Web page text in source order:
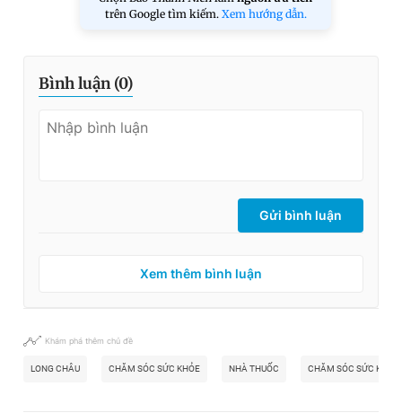
trên Google tìm kiếm. Xem hướng dẫn.
Bình luận (0)
Gửi bình luận
Xem thêm bình luận
Khám phá thêm chủ đề
LONG CHÂU CHĂM SÓC SỨC KHỎE NHÀ THUỐC CHĂM SÓC SỨC KHỎE